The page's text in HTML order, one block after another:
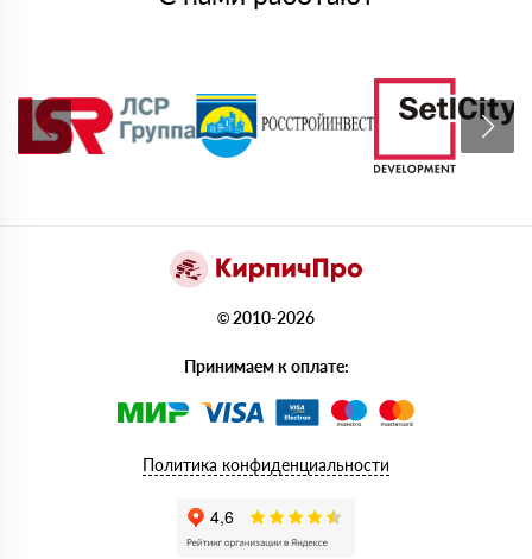
© 2010-2026
Принимаем к оплате:
Политика конфиденциальности